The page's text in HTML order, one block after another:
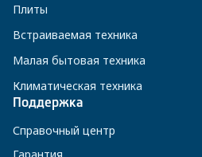
Плиты
Встраиваемая техника
Малая бытовая техника
Климатическая техника
Поддержка
Справочный центр